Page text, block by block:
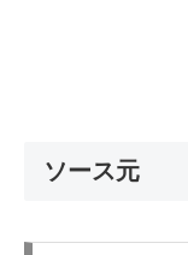
ソース元